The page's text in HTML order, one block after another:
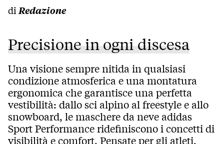
di Redazione
Precisione in ogni discesa
Una visione sempre nitida in qualsiasi
condizione atmosferica e una montatura
ergonomica che garantisce una perfetta
vestibilità: dallo sci alpino al freestyle e allo
snowboard, le maschere da neve adidas
Sport Performance ridefiniscono i concetti di
visibilità e comfort. Pensate per gli atleti,